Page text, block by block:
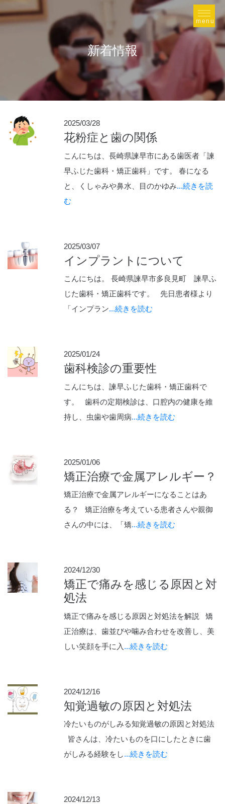
新着情報
2025/03/28
花粉症と歯の関係
こんにちは、長崎県諫早市にある歯医者「諫
早ふじた歯科・矯正歯科」です。 春になる
と、くしゃみや鼻水、目のかゆみ...続きを読
む
2025/03/07
インプラントについて
こんにちは。 長崎県諫早市多良見町 諫早ふ
じた歯科・矯正歯科です。 先日患者様より
「インプラン...続きを読む
2025/01/24
歯科検診の重要性
こんにちは、諫早ふじた歯科・矯正歯科で
す。 歯科の定期検診は、口腔内の健康を維
持し、虫歯や歯周病...続きを読む
2025/01/06
矯正治療で金属アレルギー？
矯正治療で金属アレルギーになることはあ
る？ 矯正治療を考えている患者さんや親御
さんの中には、「矯...続きを読む
2024/12/30
矯正で痛みを感じる原因と対
処法
矯正で痛みを感じる原因と対処法を解説 矯
正治療は、歯並びや噛み合わせを改善し、美
しい笑顔を手に入 ...続きを読む
2024/12/16
知覚過敏の原因と対処法
冷たいものがしみる知覚過敏の原因と対処法
皆さんは、冷たいものを口にしたときに歯
がしみる経験をし...続きを読む
2024/12/13